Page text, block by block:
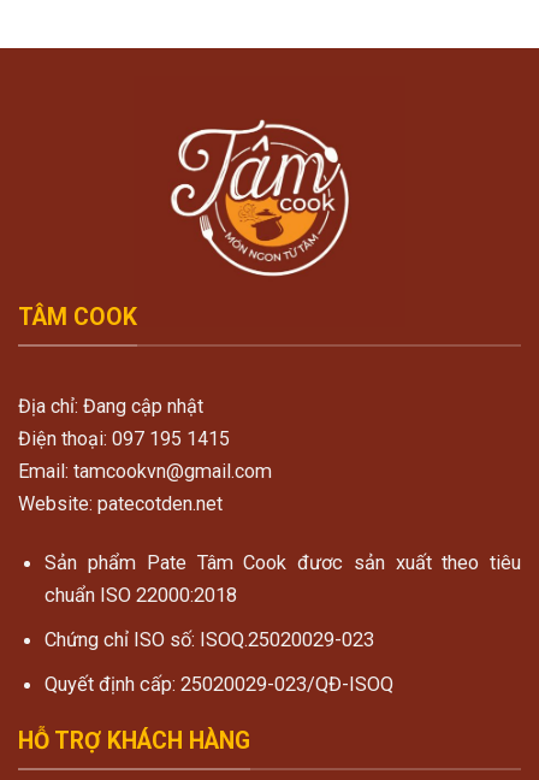
TÂM COOK
Địa chỉ: Đang cập nhật
Điện thoại: 097 195 1415
Email: tamcookvn@gmail.com
Website: patecotden.net
Sản phẩm Pate Tâm Cook đươc sản xuất theo tiêu
chuẩn ISO 22000:2018
Chứng chỉ ISO số: ISOQ.25020029-023
Quyết định cấp: 25020029-023/QĐ-ISOQ
HỖ TRỢ KHÁCH HÀNG